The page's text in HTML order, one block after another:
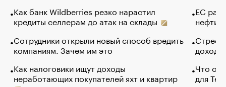
Как банк Wildberries резко нарастил
кредиты селлерам до атак на склады
Сотрудники открыли новый способ вредить
компаниям. Зачем им это
Как налоговики ищут доходы
неработающих покупателей яхт и квартир
ЕС
нефти
Что
для